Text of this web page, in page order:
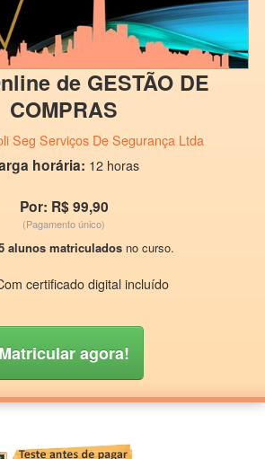
de GESTÃO DE
COMPRAS
Seg Serviços De Segurança Ltda
horária: 12 horas
Por: R$ 99,90
(Pagamento único)
alunos matriculados no curso.
certificado digital incluído
Matricular agora!